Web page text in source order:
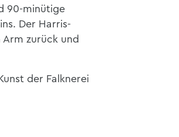
90-minütige
Der Harris-
zurück und
der Falknerei